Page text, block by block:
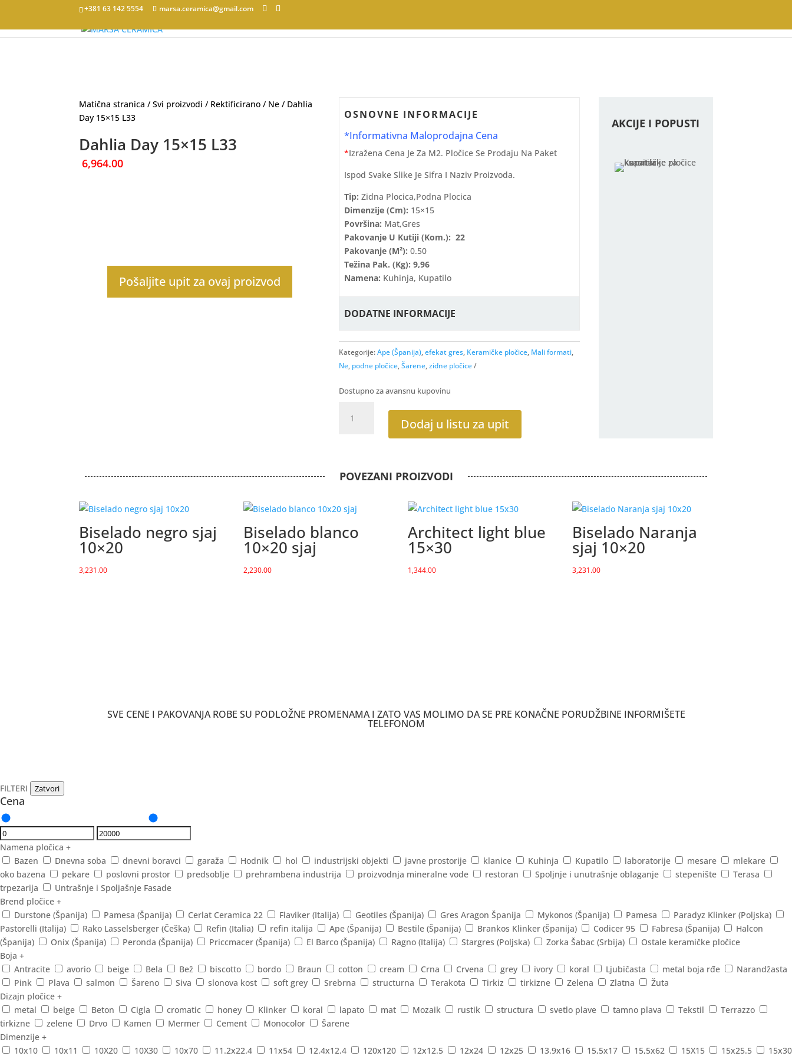
+381 63 142 5554 marsa.ceramica@gmail.com
Matična stranica /Svi proizvodi / Rektificirano / Ne / Dahlia
Day 15×15 L33
Dahlia Day 15×15 L33
6,964.00
Pošaljite upit za ovaj proizvod
OSNOVNE INFORMACIJE
*Informativna Maloprodajna Cena
*Izražena Cena Je Za M2. Pločice Se Prodaju Na Paket
Ispod Svake Slike Je Sifra I Naziv Proizvoda.
Tip: Zidna Plocica,podna Plocica
Dimenzije (cm): 15×15
Površina: Mat,gres
Pakovanje U Kutiji (kom.): 22
Pakovanje (m²): 0.50
Težina Pak. (kg): 9,96
Namena: Kuhinja, Kupatilo
DODATNE INFORMACIJE
Kategorije:Ape (Španija),efekat gres, Keramičke pločice, Mali formati,
Ne, podne pločice,Šarene,zidne pločice
Dostupno za avansnu kupovinu
Day
Dodaj u listu za upit
AKCIJE I POPUSTI
POVEZANI PROIZVODI
Biselado negro sjaj
10×20
3,231.00
Biselado blanco
10×20 sjaj
2,230.00
Architect light blue
15×30
1,344.00
Biselado Naranja
sjaj 10×20
3,231.00
SVE CENE I PAKOVANJA ROBE SU PODLOŽNE PROMENAMA I ZATO VAS MOLIMO DA SE PRE KONAČNE PORUDŽBINE INFORMIŠETE
TELEFONOM
FILTERI Zatvori
Cena
Namena pločica +
Bazen
Dnevna soba dnevni boravci garaža Hodnik hol industrijski objekti javne prostorije klanice Kuhinja Kupatilo laboratorije mesare
mlekare
oko bazena
pekare poslovni prostor predsoblje prehrambena industrija proizvodnja mineralne vode restoran Spoljnje i unutrašnje oblaganje stepenište
Terasa
trpezarija
Untrašnje i Spoljašnje Fasade
Brend pločice +
Durstone (Španija)
Pamesa (Španija) Cerlat Ceramica 22 Flaviker (Italija) Geotiles (Španija) Gres Aragon Španija Mykonos (Španija) Pamesa
Paradyz Klinker (Poljska)
Pastorelli (Italija)
Rako Lasselsberger (Češka) Refin (Italia) refin italija Ape (Španija) Bestile (Španija) Brankos Klinker (Španija) Codicer 95 Fabresa (Španija)
Halcon
(Španija)
Onix (Španija) Peronda (Španija) Priccmacer (Španija) El Barco (Španija) Ragno (Italija) Stargres (Poljska) Zorka Šabac (Srbija)
Ostale keramičke pločice
Boja +
Antracite
avorio beige Bela Bež biscotto bordo Braun cotton cream Crna Crvena grey ivory koral Ljubičasta metal boja rđe
Narandžasta
Pink
Plava salmon Šareno Siva slonova kost soft grey Srebrna structurna Terakota Tirkiz tirkizne Zelena Zlatna
Žuta
Dizajn pločice +
metal
beige Beton Cigla cromatic honey Klinker koral lapato mat Mozaik rustik structura svetlo plave tamno plava Tekstil
Terrazzo
tirkizne
zelene Drvo Kamen Mermer Cement Monocolor
Šarene
Dimenzije +
10x10
10x11 10X20 10X30 10x70 11.2x22.4 11x54 12.4x12.4 120x120 12x12.5 12x24 12x25 13.9x16 15,5x17 15,5x62 15X15 15x25.5 15x30